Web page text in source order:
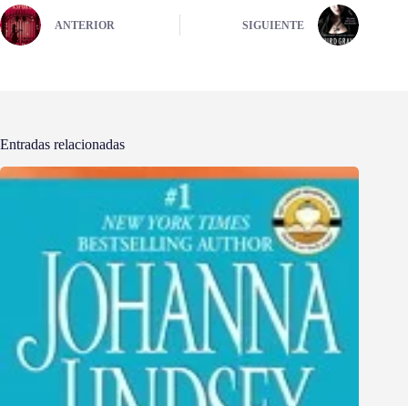
ANTERIOR SIGUIENTE
Entradas relacionadas